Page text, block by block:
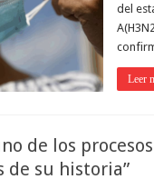
del
Leer
de los
de su historia”